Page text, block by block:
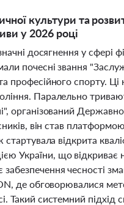
культури та
у 2026 році
досягнення у сфері
почесні звання
професійного спорту.
Паралельно
організований
він став
стартувала відкрита
України, що відкриває
чесності
де обговорювалися
Такий системний